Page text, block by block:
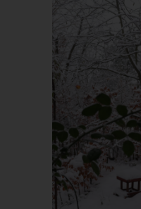
personenbezogenen Daten
k) Einwilligung
Einwilligung ist jede von
bestimmten Fall in
abgegebene
einer sonstigen
die betroffene Person zu
Verarbeitung der sie
einverstanden ist.
Name und
Verarbeitung